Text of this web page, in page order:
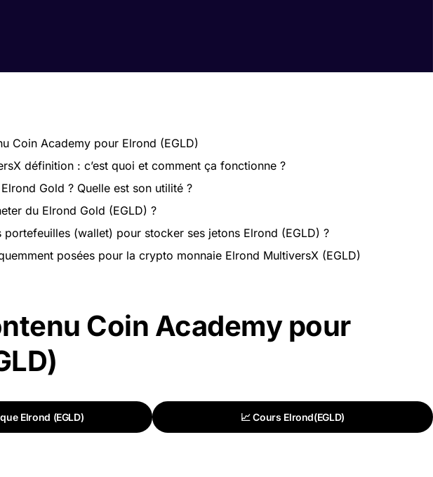
Coin Academy pour Elrond (EGLD)
définition : c’est quoi et comment ça fonctionne ?
Gold ? Quelle est son utilité ?
du Elrond Gold (EGLD) ?
portefeuilles (wallet) pour stocker ses jetons Elrond (EGLD) ?
posées pour la crypto monnaie Elrond MultiversX (EGLD)
Coin Academy pour
Elrond (EGLD) 📈 Cours Elrond(EGLD)